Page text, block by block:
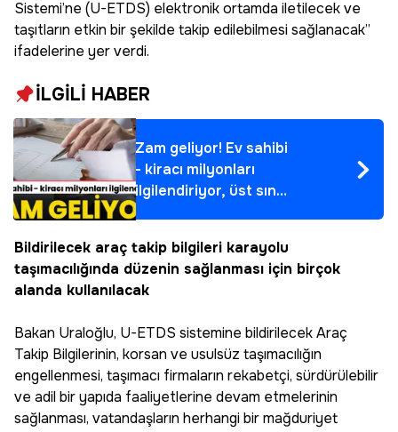
Sistemi’ne (U-ETDS) elektronik ortamda iletilecek ve
taşıtların etkin bir şekilde takip edilebilmesi sağlanacak”
ifadelerine yer verdi.
İLGİLİ HABER
Zam geliyor! Ev sahibi
- kiracı milyonları
ilgilendiriyor, üst sınır
yok
Bildirilecek araç takip bilgileri karayolu
taşımacılığında düzenin sağlanması için birçok
alanda kullanılacak
Bakan Uraloğlu, U-ETDS sistemine bildirilecek Araç
Takip Bilgilerinin, korsan ve usulsüz taşımacılığın
engellenmesi, taşımacı firmaların rekabetçi, sürdürülebilir
ve adil bir yapıda faaliyetlerine devam etmelerinin
sağlanması, vatandaşların herhangi bir mağduriyet